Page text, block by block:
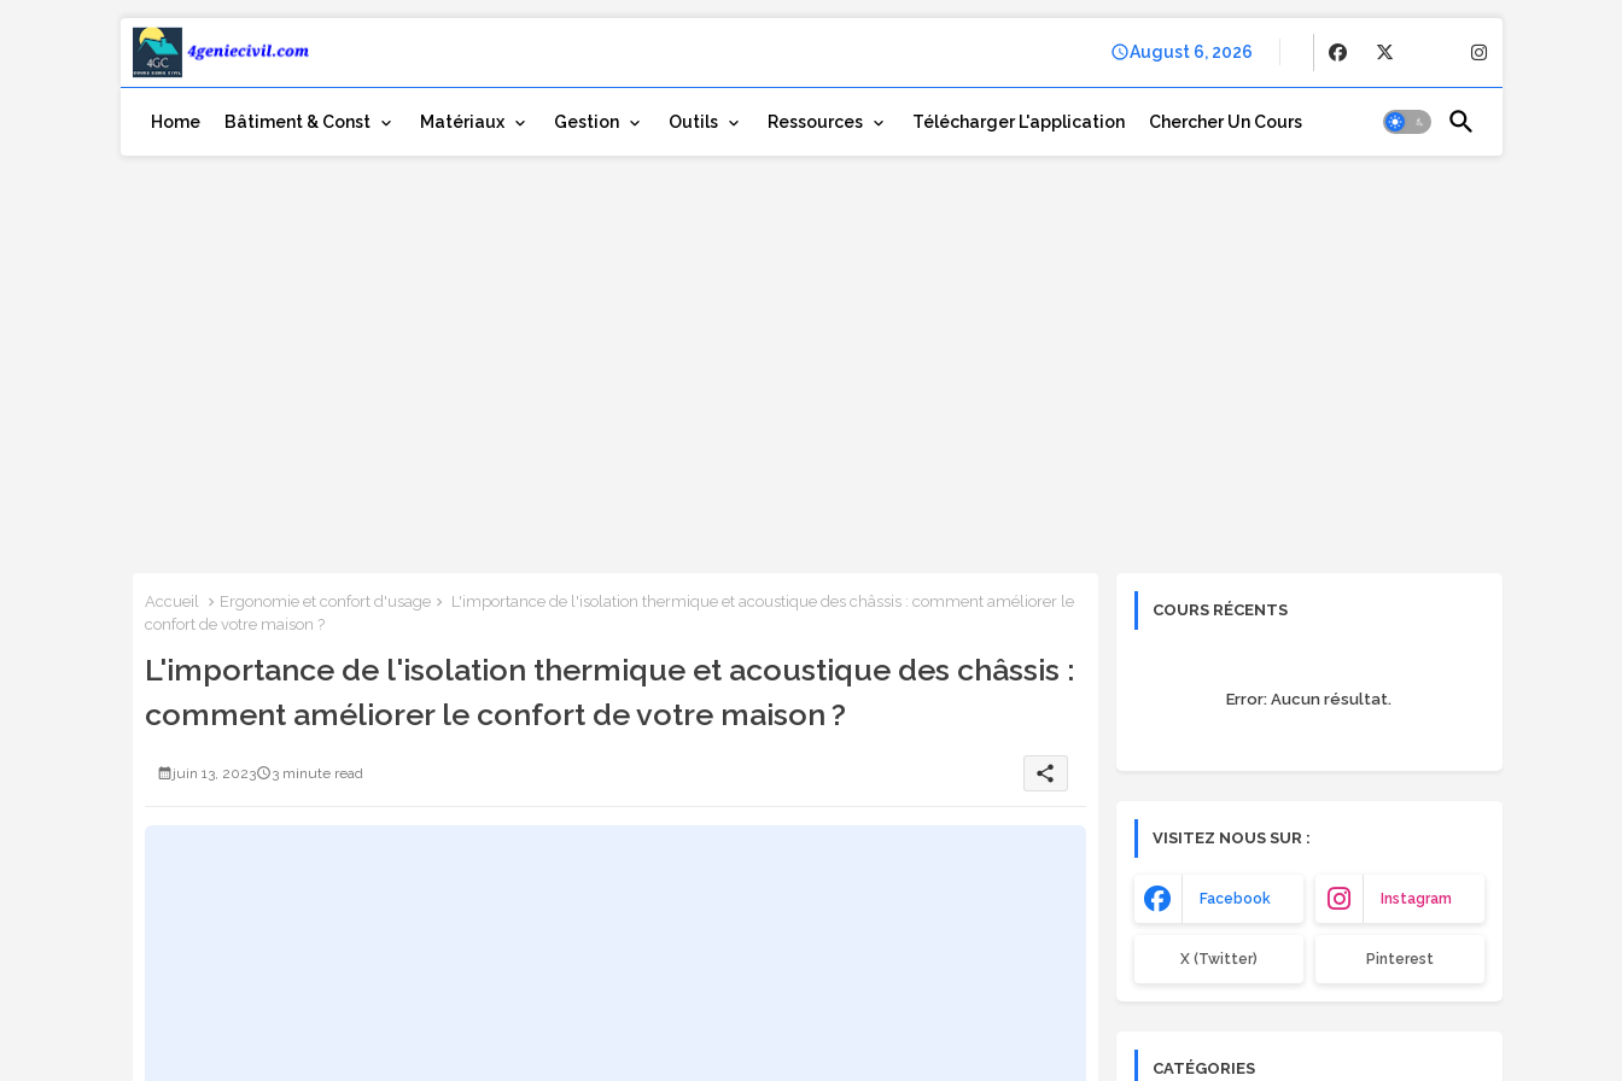
August 6, 2026
Home Bâtiment & Const Matériaux Gestion Outils Ressources Télécharger L'application Chercher Un Cours
Accueil Ergonomie et confort d'usage
L'importance de l'isolation thermique et acoustique des châssis : comment améliorer le
confort de votre maison ?
L'importance de l'isolation thermique et acoustique des châssis :
comment améliorer le confort de votre maison ?
juin 13, 2023 3 minute read share
COURS RÉCENTS
Error: Aucun résultat.
VISITEZ NOUS SUR :
Facebook Instagram
X (Twitter) Pinterest
CATÉGORIES